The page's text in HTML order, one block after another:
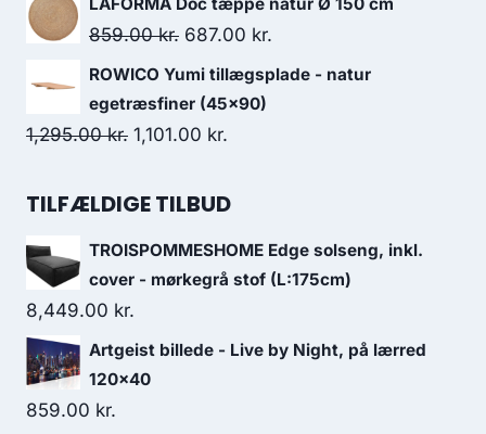
859.00kr. 687.00 kr.
ROWICO Yumi tillægsplade - natur
egetræsfiner (45x90)
1,295.00kr. 1,101.00 kr.
TILFÆLDIGE TILBUD
TROISPOMMESHOME Edge solseng, inkl.
cover - mørkegrå stof (L:175cm)
8,449.00 kr.
Artgeist billede - Live by Night, på lærred
120x40
859.00 kr.